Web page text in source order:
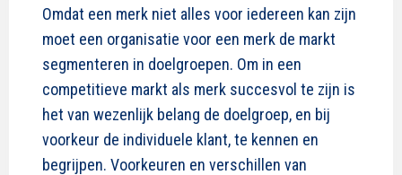
Omdat een merk niet alles voor iedereen kan zijn
moet een organisatie voor een merk de markt
segmenteren in doelgroepen. Om in een
competitieve markt als merk succesvol te zijn is
het van wezenlijk belang de doelgroep, en bij
voorkeur de individuele klant, te kennen en
begrijpen. Voorkeuren en verschillen van